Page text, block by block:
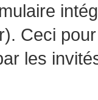
Ceci
les